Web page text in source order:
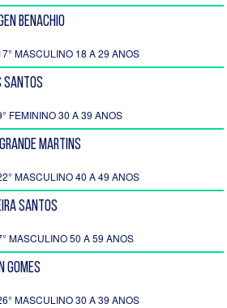
BENACHIO
MASCULINO 18 A 29 ANOS
SANTOS
FEMININO 30 A 39 ANOS
MARTINS
MASCULINO 40 A 49 ANOS
SANTOS
MASCULINO 50 A 59 ANOS
GOMES
MASCULINO 30 A 39 ANOS